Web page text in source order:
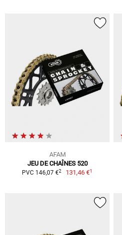
AFAM
JEU DE CHAÎNES 520
PVC 146,07 €2 131,46 €1